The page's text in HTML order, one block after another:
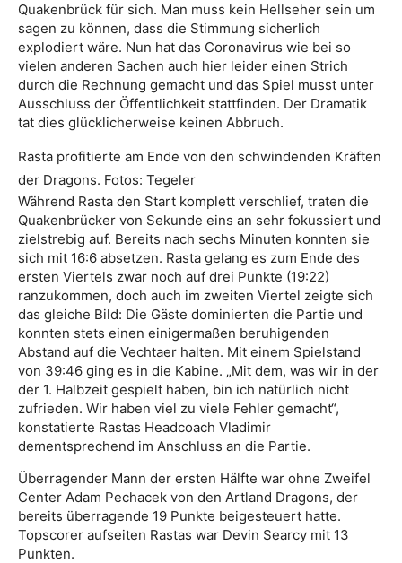
Quakenbrück für sich. Man muss kein Hellseher sein um
sagen zu können, dass die Stimmung sicherlich
explodiert wäre. Nun hat das Coronavirus wie bei so
vielen anderen Sachen auch hier leider einen Strich
durch die Rechnung gemacht und das Spiel musst unter
Ausschluss der Öffentlichkeit stattfinden. Der Dramatik
tat dies glücklicherweise keinen Abbruch.
Rasta profitierte am Ende von den schwindenden Kräften
der Dragons. Fotos: Tegeler
Während Rasta den Start komplett verschlief, traten die
Quakenbrücker von Sekunde eins an sehr fokussiert und
zielstrebig auf. Bereits nach sechs Minuten konnten sie
sich mit 16:6 absetzen. Rasta gelang es zum Ende des
ersten Viertels zwar noch auf drei Punkte (19:22)
ranzukommen, doch auch im zweiten Viertel zeigte sich
das gleiche Bild: Die Gäste dominierten die Partie und
konnten stets einen einigermaßen beruhigenden
Abstand auf die Vechtaer halten. Mit einem Spielstand
von 39:46 ging es in die Kabine. „Mit dem, was wir in der
der 1. Halbzeit gespielt haben, bin ich natürlich nicht
zufrieden. Wir haben viel zu viele Fehler gemacht“,
konstatierte Rastas Headcoach Vladimir
dementsprechend im Anschluss an die Partie.
Überragender Mann der ersten Hälfte war ohne Zweifel
Center Adam Pechacek von den Artland Dragons, der
bereits überragende 19 Punkte beigesteuert hatte.
Topscorer aufseiten Rastas war Devin Searcy mit 13
Punkten.